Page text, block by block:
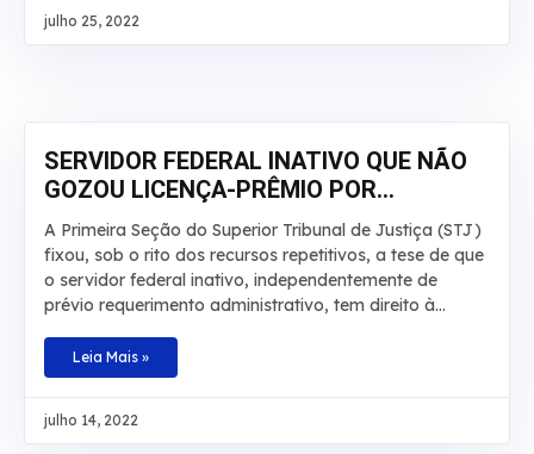
escalada, hidroginástica e piscinas. A ideia foi
natureza em companhia da família
julho 25, 2022
SERVIDOR FEDERAL INATIVO QUE NÃO
GOZOU LICENÇA-PRÊMIO POR
QUALQUER MOTIVO DEVE RECEBER EM
DINHEIRO
A Primeira Seção do Superior Tribunal de Justiça (STJ)
fixou, sob o rito dos recursos repetitivos, a tese de que
o servidor federal inativo, independentemente de
prévio requerimento administrativo, tem direito à
usufruída durante a atividade funcional nem contada
em dobro para a aposentadoria, sob pena de
redação original do artigo 87, parágrafo 2º, da Lei
Leia Mais »
julho 14, 2022